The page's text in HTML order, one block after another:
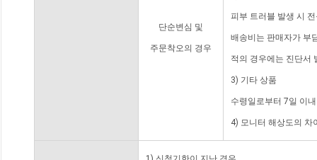
단순변심 및
주문착오의 경우
피부 트러블 발생 시
배송비는 판매자가 부
적의 경우에는 진단서
3) 기타 상품
수령일로부터 7일 이
4) 모니터 해상도의 차